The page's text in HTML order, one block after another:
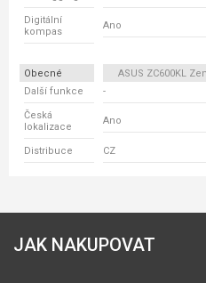
Digitální
kompas
Ano
Obecné ASUS ZC600KL
Další funkce
-
Česká
lokalizace
Ano
Distribuce CZ
JAK NAKUPOVAT